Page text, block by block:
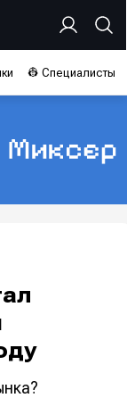
👷 Специалисты